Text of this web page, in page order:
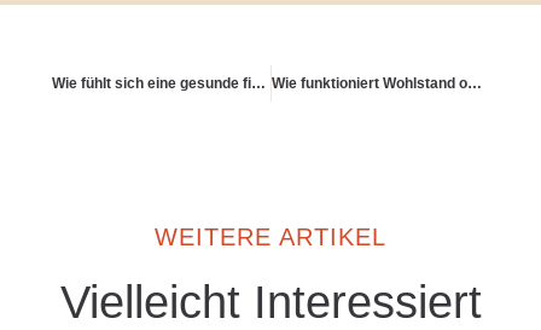
Wie fühlt sich eine gesunde finanzielle Ästhetik an? Wie funktioniert Wohlstand ohne Verhaftung?
WEITERE ARTIKEL
Vielleicht Interessiert